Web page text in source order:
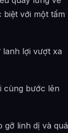
với một tấm
lanh lợi vượt xa
cùng bước lên
gỡ linh dị và quá